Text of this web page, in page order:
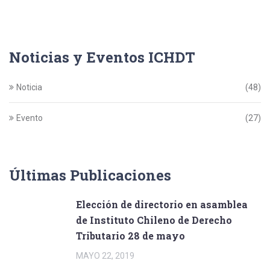
Noticias y Eventos ICHDT
Noticia (48)
Evento (27)
Últimas Publicaciones
Elección de directorio en asamblea
de Instituto Chileno de Derecho
Tributario 28 de mayo
MAYO 22, 2019